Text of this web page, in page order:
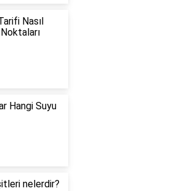
Nasıl
Hangi Suyu
nelerdir?